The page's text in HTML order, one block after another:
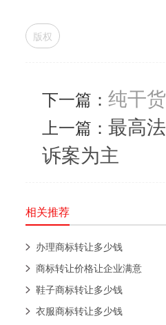
版权
下一篇： 纯干
上一篇： 最高
诉案为主
相关推荐
办理商标转让多少钱
商标转让价格让企业满意
鞋子商标转让多少钱
衣服商标转让多少钱